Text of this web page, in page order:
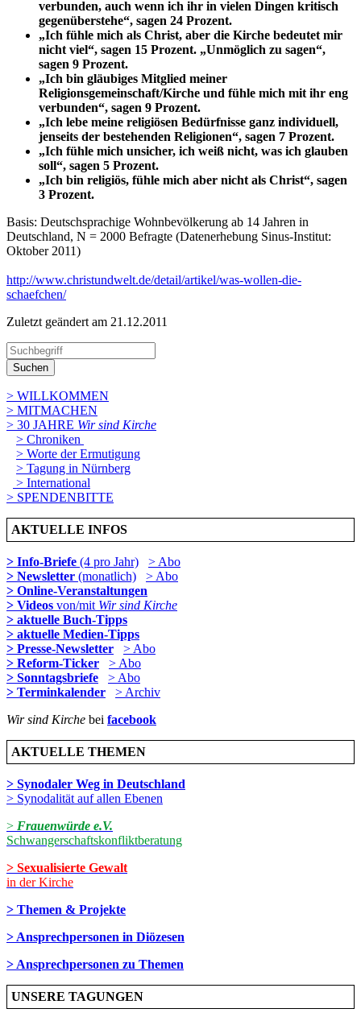
verbunden, auch wenn ich ihr in vielen Dingen kritisch
gegenüberstehe“, sagen 24 Prozent.
„Ich fühle mich als Christ, aber die Kirche bedeutet mir
nicht viel“, sagen 15 Prozent. „Unmöglich zu sagen“,
sagen 9 Prozent.
„Ich bin gläubiges Mitglied meiner
Religionsgemeinschaft/Kirche und fühle mich mit ihr eng
verbunden“, sagen 9 Prozent.
„Ich lebe meine religiösen Bedürfnisse ganz individuell,
jenseits der bestehenden Religionen“, sagen 7 Prozent.
„Ich fühle mich unsicher, ich weiß nicht, was ich glauben
soll“, sagen 5 Prozent.
„Ich bin religiös, fühle mich aber nicht als Christ“, sagen
3 Prozent.
Basis: Deutschsprachige Wohnbevölkerung ab 14 Jahren in
Deutschland, N = 2000 Befragte (Datenerhebung Sinus-Institut:
Oktober 2011)
http://www.christundwelt.de/detail/artikel/was-wollen-die-
schaefchen/
Zuletzt geändert am 21­.12.2011
Suchen
> WILLKOMMEN
> MITMACHEN
> 30 JAHRE Wir sind Kirche
> Chroniken
> Worte der Ermutigung
> Tagung in Nürnberg
> International
> SPENDENBITTE
AKTUELLE INFOS
> Info-Briefe (4 pro Jahr)
> Abo
> Newsletter (monatlich)
> Abo
> Online-Veranstaltungen
> Videos von/mit Wir sind Kirche
> aktuelle Buch-Tipps
> aktuelle Medien-Tipps
> Presse-Newsletter
> Abo
> Reform-Ticker
> Abo
> Sonntagsbriefe
> Abo
> Terminkalender
> Archiv
Wir sind Kirche bei facebook
AKTUELLE THEMEN
> Synodaler Weg in Deutschland
> Synodalität auf allen Ebenen
> Frauenwürde e.V.
Schwangerschaftskonfliktberatung
> Sexualisierte Gewalt
in der Kirche
> Themen & Projekte
> Ansprechpersonen in Diözesen
> Ansprechpersonen zu Themen
UNSERE TAGUNGEN